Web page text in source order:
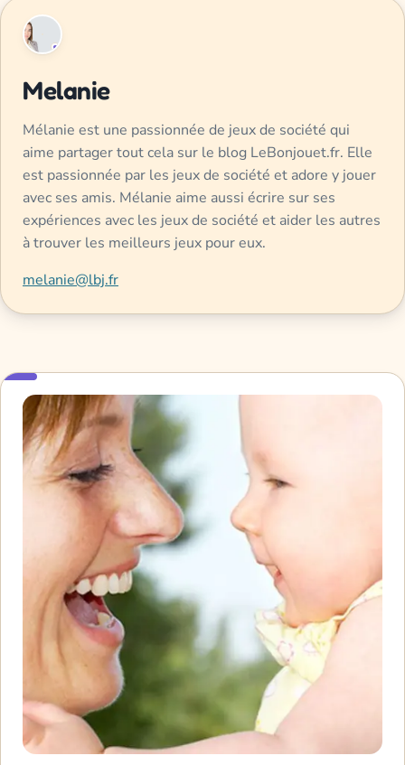
Melanie
Mélanie est une passionnée de jeux de société qui
aime partager tout cela sur le blog LeBonjouet.fr. Elle
est passionnée par les jeux de société et adore y jouer
avec ses amis. Mélanie aime aussi écrire sur ses
expériences avec les jeux de société et aider les autres
à trouver les meilleurs jeux pour eux.
melanie@lbj.fr